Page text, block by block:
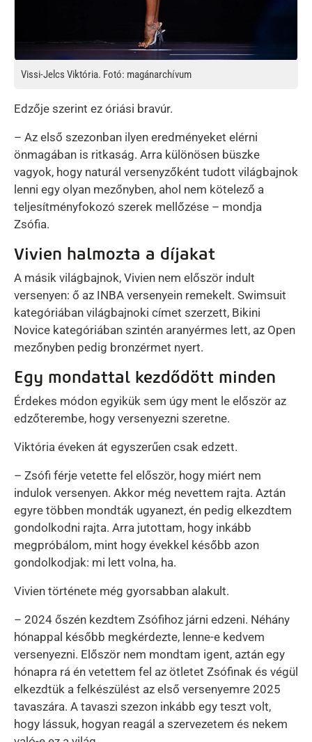
Vissi-Jelcs Viktória. Fotó: magánarchívum
Edzője szerint ez óriási bravúr.
– Az első szezonban ilyen eredményeket elérni
önmagában is ritkaság. Arra különösen büszke
vagyok, hogy naturál versenyzőként tudott világbajnok
lenni egy olyan mezőnyben, ahol nem kötelező a
teljesítményfokozó szerek mellőzése – mondja
Zsófia.
Vivien halmozta a díjakat
A másik világbajnok, Vivien nem először indult
versenyen: ő az INBA versenyein remekelt. Swimsuit
kategóriában világbajnoki címet szerzett, Bikini
Novice kategóriában szintén aranyérmes lett, az Open
mezőnyben pedig bronzérmet nyert.
Egy mondattal kezdődött minden
Érdekes módon egyikük sem úgy ment le először az
edzőterembe, hogy versenyezni szeretne.
Viktória éveken át egyszerűen csak edzett.
– Zsófi férje vetette fel először, hogy miért nem
indulok versenyen. Akkor még nevettem rajta. Aztán
egyre többen mondták ugyanezt, én pedig elkezdtem
gondolkodni rajta. Arra jutottam, hogy inkább
megpróbálom, mint hogy évekkel később azon
gondolkodjak: mi lett volna, ha.
Vivien története még gyorsabban alakult.
– 2024 őszén kezdtem Zsófihoz járni edzeni. Néhány
hónappal később megkérdezte, lenne-e kedvem
versenyezni. Először nem mondtam igent, aztán egy
hónapra rá én vetettem fel az ötletet Zsófinak és végül
elkezdtük a felkészülést az első versenyemre 2025
tavaszára. A tavaszi szezon inkább egy teszt volt,
hogy lássuk, hogyan reagál a szervezetem és nekem